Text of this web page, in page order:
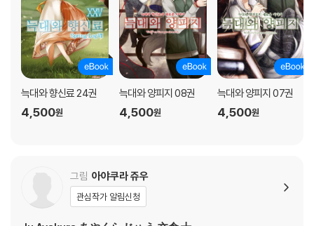
늑대와 향신료 24권
4,500원
늑대와 양피지 08권
4,500원
늑대와 양피지 07권
4,500원
그림 아야쿠라 쥬우
관심작가 알림신청